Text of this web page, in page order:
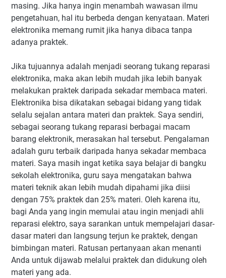
masing. Jika hanya ingin menambah wawasan ilmu
pengetahuan, hal itu berbeda dengan kenyataan. Materi
elektronika memang rumit jika hanya dibaca tanpa
adanya praktek.
Jika tujuannya adalah menjadi seorang tukang reparasi
elektronika, maka akan lebih mudah jika lebih banyak
melakukan praktek daripada sekadar membaca materi.
Elektronika bisa dikatakan sebagai bidang yang tidak
selalu sejalan antara materi dan praktek. Saya sendiri,
sebagai seorang tukang reparasi berbagai macam
barang elektronik, merasakan hal tersebut. Pengalaman
adalah guru terbaik daripada hanya sekadar membaca
materi. Saya masih ingat ketika saya belajar di bangku
sekolah elektronika, guru saya mengatakan bahwa
materi teknik akan lebih mudah dipahami jika diisi
dengan 75% praktek dan 25% materi. Oleh karena itu,
bagi Anda yang ingin memulai atau ingin menjadi ahli
reparasi elektro, saya sarankan untuk mempelajari dasar-
dasar materi dan langsung terjun ke praktek, dengan
bimbingan materi. Ratusan pertanyaan akan menanti
Anda untuk dijawab melalui praktek dan didukung oleh
materi yang ada.